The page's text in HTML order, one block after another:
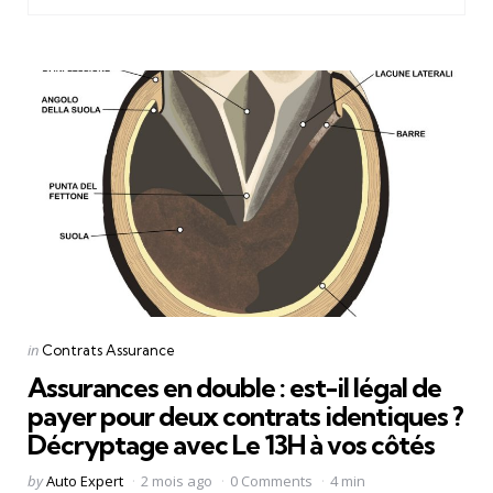
Categories
Posted
in Contrats Assurance
Assurances en double : est-il légal de
payer pour deux contrats identiques ?
Décryptage avec Le 13H à vos côtés
Posted
byAuto Expert 2 mois ago 0 Comments 4 min